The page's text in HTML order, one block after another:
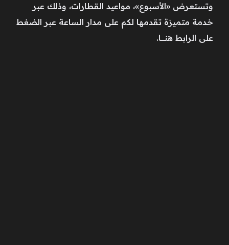
وتستعرض «الأسبوع»، مواعيد القطارات، وذلك عبر
خدمة متميزة تقدمها لكم على مدار الساعة عبر الضغط
على الرابط هنـــــــا.